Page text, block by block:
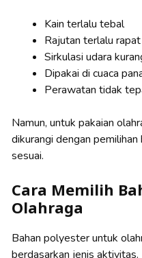
Kain terlalu tebal
Rajutan terlalu rapat
Sirkulasi udara
Dipakai di cuaca
Perawatan tidak
Namun, untuk pakaian
dikurangi dengan
sesuai.
Cara Memilih
Olahraga
Bahan polyester untuk
berdasarkan jenis aktivitas.